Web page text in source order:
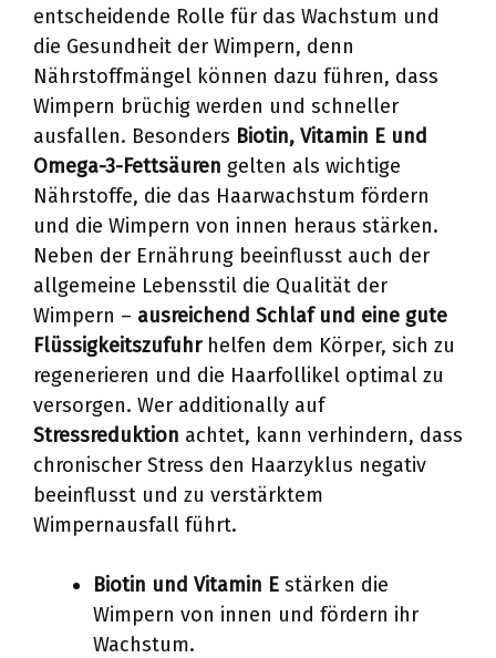
entscheidende Rolle für das Wachstum und
die Gesundheit der Wimpern, denn
Nährstoffmängel können dazu führen, dass
Wimpern brüchig werden und schneller
ausfallen. Besonders Biotin, Vitamin E und
Omega-3-Fettsäuren gelten als wichtige
Nährstoffe, die das Haarwachstum fördern
und die Wimpern von innen heraus stärken.
Neben der Ernährung beeinflusst auch der
allgemeine Lebensstil die Qualität der
Wimpern – ausreichend Schlaf und eine gute
Flüssigkeitszufuhrhelfen dem Körper, sich zu
regenerieren und die Haarfollikel optimal zu
versorgen. Wer additionally auf
Stressreduktion achtet, kann verhindern, dass
chronischer Stress den Haarzyklus negativ
beeinflusst und zu verstärktem
Wimpernausfall führt.
Biotin und Vitamin E stärken die
Wimpern von innen und fördern ihr
Wachstum.